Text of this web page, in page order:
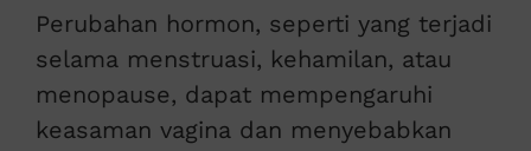
Perubahan hormon, seperti yang terjadi
selama menstruasi, kehamilan, atau
menopause, dapat mempengaruhi
keasaman vagina dan menyebabkan